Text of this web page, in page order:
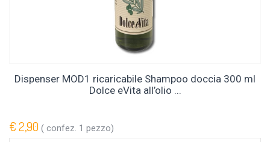
Dispenser MOD1 ricaricabile Shampoo doccia 300 ml
Dolce eVita all’olio ...
€ 2,90 ( confez. 1 pezzo)